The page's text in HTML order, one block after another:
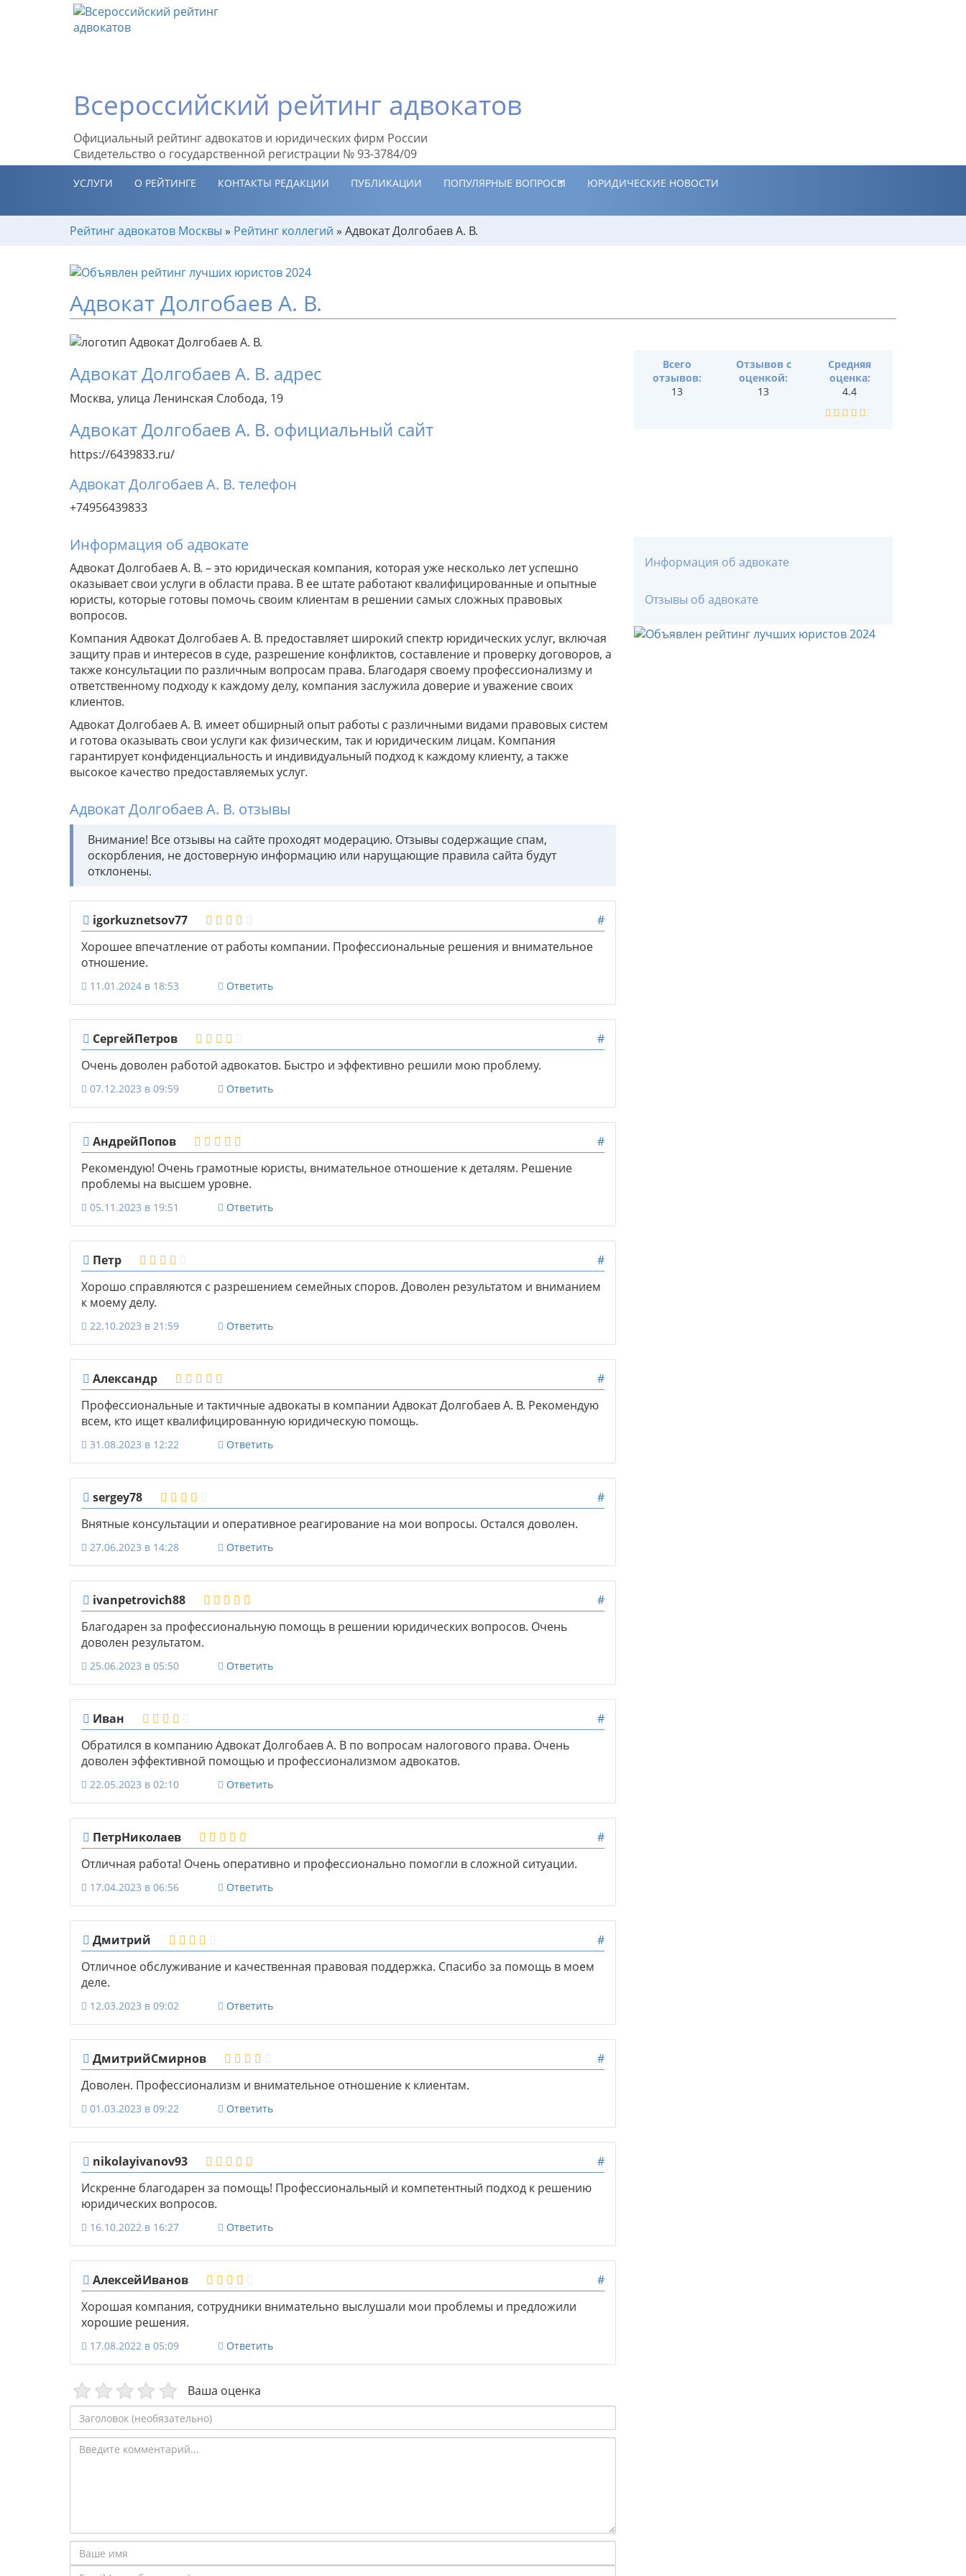
Всероссийский рейтинг адвокатов
Официальный рейтинг адвокатов и юридических фирм России
Свидетельство о государственной регистрации № 93-3784/09
УСЛУГИ О РЕЙТИНГЕ КОНТАКТЫ РЕДАКЦИИ ПУБЛИКАЦИИ ПОПУЛЯРНЫЕ ВОПРОСЫ ЮРИДИЧЕСКИЕ НОВОСТИ
Рейтинг адвокатов Москвы » Рейтинг коллегий » Адвокат Долгобаев А. В.
Адвокат Долгобаев А. В.
Адвокат Долгобаев А. В. адрес
Москва, улица Ленинская Слобода, 19
Адвокат Долгобаев А. В. официальный сайт
https://6439833.ru/
Адвокат Долгобаев А. В. телефон
+74956439833
Всего
отзывов:
13
Отзывов с
оценкой:
13
Средняя
оценка:
4.4
Информация об адвокате
Адвокат Долгобаев А. В. – это юридическая компания, которая уже несколько лет успешно
оказывает свои услуги в области права. В ее штате работают квалифицированные и опытные
юристы, которые готовы помочь своим клиентам в решении самых сложных правовых
вопросов.
Компания Адвокат Долгобаев А. В. предоставляет широкий спектр юридических услуг, включая
защиту прав и интересов в суде, разрешение конфликтов, составление и проверку договоров, а
также консультации по различным вопросам права. Благодаря своему профессионализму и
ответственному подходу к каждому делу, компания заслужила доверие и уважение своих
клиентов.
Адвокат Долгобаев А. В. имеет обширный опыт работы с различными видами правовых систем
и готова оказывать свои услуги как физическим, так и юридическим лицам. Компания
гарантирует конфиденциальность и индивидуальный подход к каждому клиенту, а также
высокое качество предоставляемых услуг.
Адвокат Долгобаев А. В. отзывы
Внимание! Все отзывы на сайте проходят модерацию. Отзывы содержащие спам,
оскорбления, не достоверную информацию или нарущающие правила сайта будут
отклонены.
igorkuznetsov77
#
Хорошее впечатление от работы компании. Профессиональные решения и внимательное
отношение.
11.01.2024 в 18:53 Ответить
СергейПетров
#
Очень доволен работой адвокатов. Быстро и эффективно решили мою проблему.
07.12.2023 в 09:59 Ответить
АндрейПопов
#
Рекомендую! Очень грамотные юристы, внимательное отношение к деталям. Решение
проблемы на высшем уровне.
05.11.2023 в 19:51 Ответить
Петр
#
Хорошо справляются с разрешением семейных споров. Доволен результатом и вниманием
к моему делу.
22.10.2023 в 21:59 Ответить
Александр
#
Профессиональные и тактичные адвокаты в компании Адвокат Долгобаев А. В. Рекомендую
всем, кто ищет квалифицированную юридическую помощь.
31.08.2023 в 12:22 Ответить
sergey78
#
Внятные консультации и оперативное реагирование на мои вопросы. Остался доволен.
27.06.2023 в 14:28 Ответить
ivanpetrovich88
#
Благодарен за профессиональную помощь в решении юридических вопросов. Очень
доволен результатом.
25.06.2023 в 05:50 Ответить
Иван
#
Обратился в компанию Адвокат Долгобаев А. В по вопросам налогового права. Очень
доволен эффективной помощью и профессионализмом адвокатов.
22.05.2023 в 02:10 Ответить
ПетрНиколаев
#
Отличная работа! Очень оперативно и профессионально помогли в сложной ситуации.
17.04.2023 в 06:56 Ответить
Дмитрий
#
Отличное обслуживание и качественная правовая поддержка. Спасибо за помощь в моем
деле.
12.03.2023 в 09:02 Ответить
ДмитрийСмирнов
#
Доволен. Профессионализм и внимательное отношение к клиентам.
01.03.2023 в 09:22 Ответить
nikolayivanov93
#
Искренне благодарен за помощь! Профессиональный и компетентный подход к решению
юридических вопросов.
16.10.2022 в 16:27 Ответить
АлексейИванов
#
Хорошая компания, сотрудники внимательно выслушали мои проблемы и предложили
хорошие решения.
17.08.2022 в 05:09 Ответить
Ваша оценка
Информация об адвокате
Отзывы об адвокате